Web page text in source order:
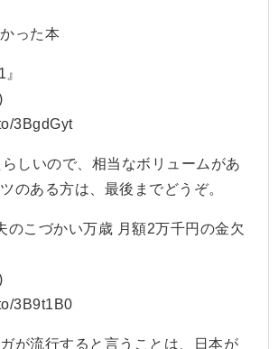
った本
3BgdGyt
しいので、相当なボリュームがあ
のある方は、最後までどうぞ。
のこづかい万歳 月額2万千円の金欠
3B9t1B0
が流行すると言うことは、日本が